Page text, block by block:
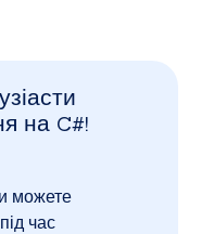
на C#!
можете
час